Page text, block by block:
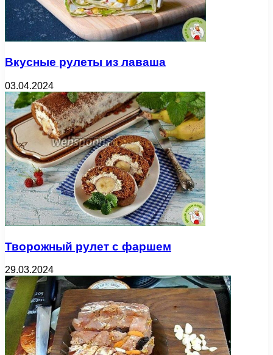
Вкусные рулеты из лаваша
03.04.2024
Творожный рулет с фаршем
29.03.2024